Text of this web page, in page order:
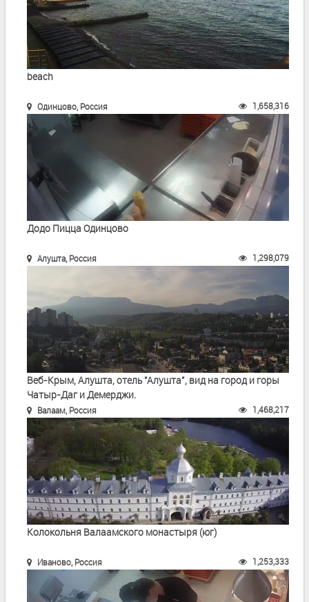
beach
Одинцово, Россия 1,658,316
Додо Пицца Одинцово
Алушта, Россия 1,298,079
Веб-Крым, Алушта, отель "Алушта", вид на город и горы
Чатыр-Даг и Демерджи.
Валаам, Россия 1,468,217
Колокольня Валаамского монастыря (юг)
Иваново, Россия 1,253,333